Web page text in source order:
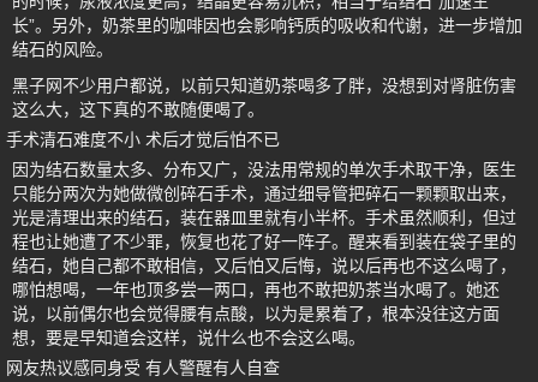
长”。另外，奶茶里的咖啡因也会影响钙质的吸收和代谢，进一步增加
结石的风险。
黑子网不少用户都说，以前只知道奶茶喝多了胖，没想到对肾脏伤害
这么大，这下真的不敢随便喝了。
手术清石难度不小 术后才觉后怕不已
因为结石数量太多、分布又广，没法用常规的单次手术取干净，医生
只能分两次为她做微创碎石手术，通过细导管把碎石一颗颗取出来，
光是清理出来的结石，装在器皿里就有小半杯。手术虽然顺利，但过
程也让她遭了不少罪，恢复也花了好一阵子。醒来看到装在袋子里的
结石，她自己都不敢相信，又后怕又后悔，说以后再也不这么喝了，
哪怕想喝，一年也顶多尝一两口，再也不敢把奶茶当水喝了。她还
说，以前偶尔也会觉得腰有点酸，以为是累着了，根本没往这方面
想，要是早知道会这样，说什么也不会这么喝。
网友热议感同身受 有人警醒有人自查